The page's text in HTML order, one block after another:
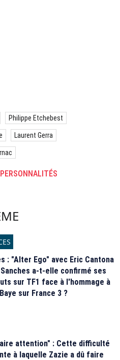
Philippe Etchebest
Laurent Gerra
: "Alter Ego" avec Eric Cantona
a-t-elle confirmé ses
sur TF1 face à l'hommage à
sur France 3 ?
attention" : Cette difficulté
à laquelle Zazie a dû faire